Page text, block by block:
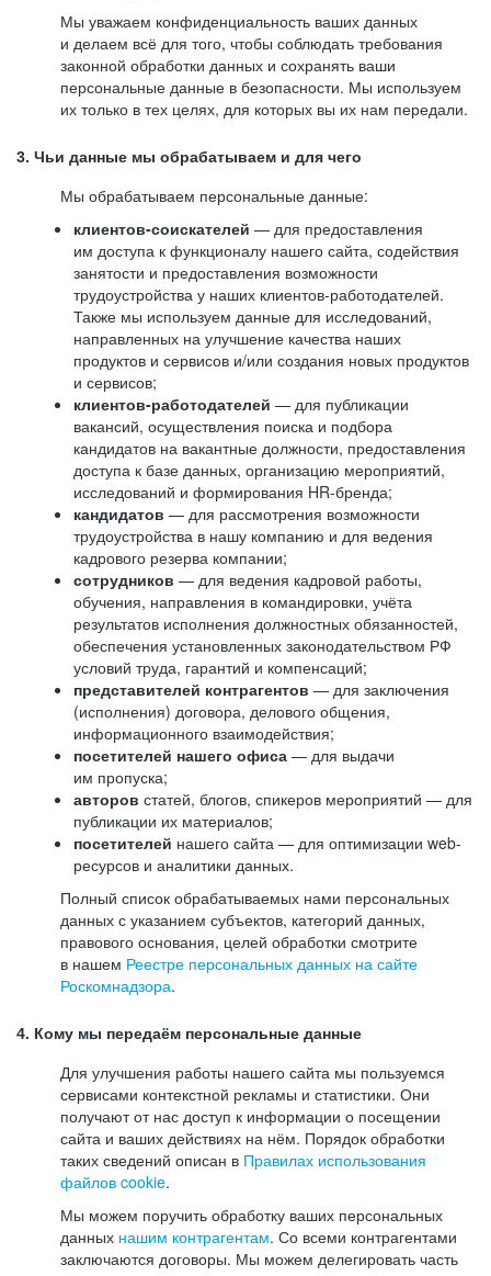
Мы уважаем конфиденциальность ваших данных
и делаем всё для того, чтобы соблюдать требования
законной обработки данных и сохранять ваши
персональные данные в безопасности. Мы используем
их только в тех целях, для которых вы их нам передали.
3. Чьи данные мы обрабатываем и для чего
Мы обрабатываем персональные данные:
клиентов-соискателей — для предоставления
им доступа к функционалу нашего сайта, содействия
занятости и предоставления возможности
трудоустройства у наших клиентов-работодателей.
Также мы используем данные для исследований,
направленных на улучшение качества наших
продуктов и сервисов и/или создания новых продуктов
и сервисов;
клиентов-работодателей — для публикации
вакансий, осуществления поиска и подбора
кандидатов на вакантные должности, предоставления
доступа к базе данных, организацию мероприятий,
исследований и формирования HR-бренда;
кандидатов — для рассмотрения возможности
трудоустройства в нашу компанию и для ведения
кадрового резерва компании;
сотрудников — для ведения кадровой работы,
обучения, направления в командировки, учёта
результатов исполнения должностных обязанностей,
обеспечения установленных законодательством РФ
условий труда, гарантий и компенсаций;
представителей контрагентов — для заключения
(исполнения) договора, делового общения,
информационного взаимодействия;
посетителей нашего офиса — для выдачи
им пропуска;
авторов статей, блогов, спикеров мероприятий — для
публикации их материалов;
посетителей нашего сайта — для оптимизации web-
ресурсов и аналитики данных.
Полный список обрабатываемых нами персональных
данных с указанием субъектов, категорий данных,
правового основания, целей обработки смотрите
в нашем Реестре персональных данных на сайте
Роскомнадзора.
4. Кому мы передаём персональные данные
Для улучшения работы нашего сайта мы пользуемся
сервисами контекстной рекламы и статистики. Они
получают от нас доступ к информации о посещении
сайта и ваших действиях на нём. Порядок обработки
таких сведений описан в Правилах использования
файлов cookie.
Мы можем поручить обработку ваших персональных
данных нашим контрагентам. Со всеми контрагентами
заключаются договоры. Мы можем делегировать часть